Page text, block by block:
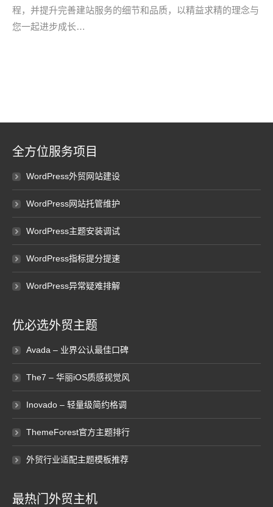
程，并提升完善建站服务的细节和品质，以精益求精的理念与
您一起进步成长…
全方位服务项目
WordPress外贸网站建设
WordPress网站托管维护
WordPress主题安装调试
WordPress指标提分提速
WordPress异常疑难排解
优必选外贸主题
Avada – 业界公认最佳口碑
The7 – 华丽iOS质感视觉风
Inovado – 轻量级简约格调
ThemeForest官方主题排行
外贸行业适配主题模板推荐
最热门外贸主机